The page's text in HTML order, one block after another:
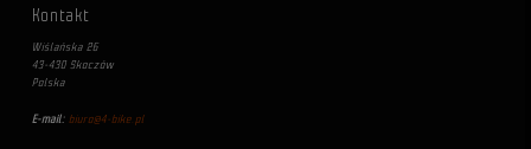
Kontakt
Wiślańska 26
43-430 Skoczów
Polska
E-mail: biuro@4-bike.pl